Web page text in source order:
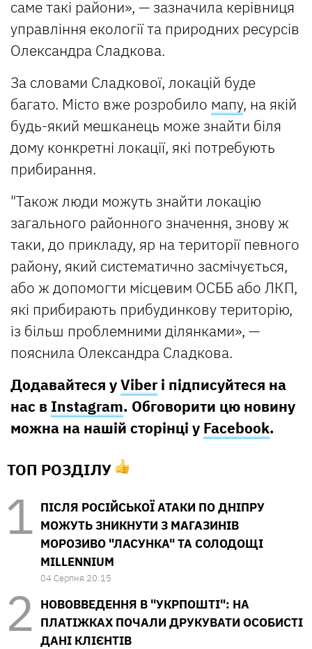
саме такі райони», — зазначила керівниця
управління екології та природних ресурсів
Олександра Сладкова.
За словами Сладкової, локацій буде
багато. Місто вже розробило мапу, на якій
будь-який мешканець може знайти біля
дому конкретні локації, які потребують
прибирання.
"Також люди можуть знайти локацію
загального районного значення, знову ж
таки, до прикладу, яр на території певного
району, який систематично засмічується,
або ж допомогти місцевим ОСББ або ЛКП,
які прибирають прибудинкову територію,
із більш проблемними ділянками», —
пояснила Олександра Сладкова.
Додавайтеся уViber і підписуйтеся на
нас в Instagram. Обговорити цю новину
можна на нашій сторінці у Facebook.
ТОП РОЗДІЛУ
ПІСЛЯ РОСІЙСЬКОЇ АТАКИ ПО ДНІПРУ
МОЖУТЬ ЗНИКНУТИ З МАГАЗИНІВ
МОРОЗИВО "ЛАСУНКА" ТА СОЛОДОЩІ
MILLENNIUM
04 Серпня 20:15
НОВОВВЕДЕННЯ В "УКРПОШТІ": НА
ПЛАТІЖКАХ ПОЧАЛИ ДРУКУВАТИ ОСОБИСТІ
ДАНІ КЛІЄНТІВ